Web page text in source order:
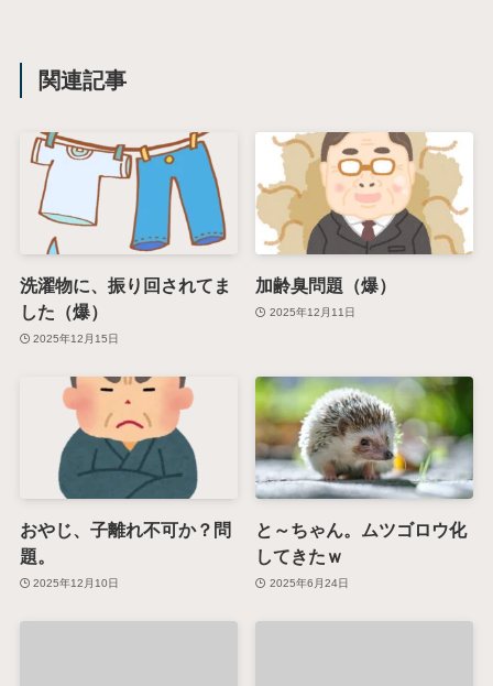
関連記事
洗濯物に、振り回されてま
した（爆）
2025年12月15日
加齢臭問題（爆）
2025年12月11日
おやじ、子離れ不可か？問
題。
2025年12月10日
と～ちゃん。ムツゴロウ化
してきたｗ
2025年6月24日